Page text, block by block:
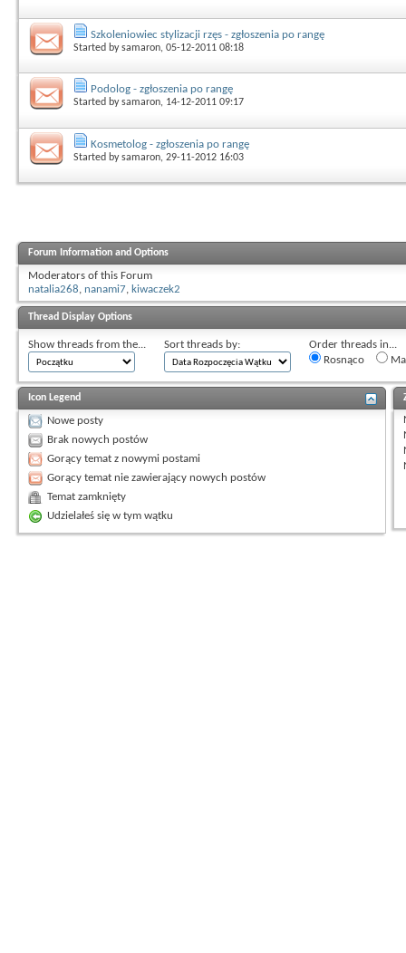
Szkoleniowiec stylizacji rzęs - zgłoszenia po rangę
Started bysamaron, 05-12-2011 08:18
Podolog - zgłoszenia po rangę
Started bysamaron, 14-12-2011 09:17
Kosmetolog - zgłoszenia po rangę
Started bysamaron, 29-11-2012 16:03
Forum Information and Options
Moderators of this Forum
natalia268, nanami7, kiwaczek2
Thread Display Options
Show threads from the... Sort threads by:
Order threads in...
Rosnąco
Icon Legend
Nowe posty
Brak nowych postów
Gorący temat z nowymi postami
Gorący temat nie zawierający nowych postów
Temat zamknięty
Udzielałeś się w tym wątku